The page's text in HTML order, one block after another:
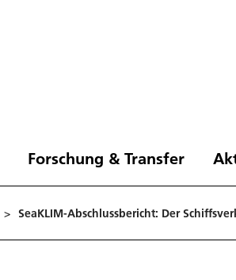
Forschung & Transfer
> SeaKLIM-Abschlussbericht: Der